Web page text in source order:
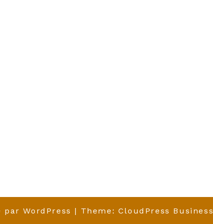
parWordPress | Theme: CloudPress Business